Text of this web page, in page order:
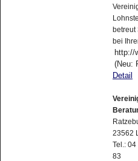
betreut
bei
http://
(Neu:
Detail
23562
Tel.:
83